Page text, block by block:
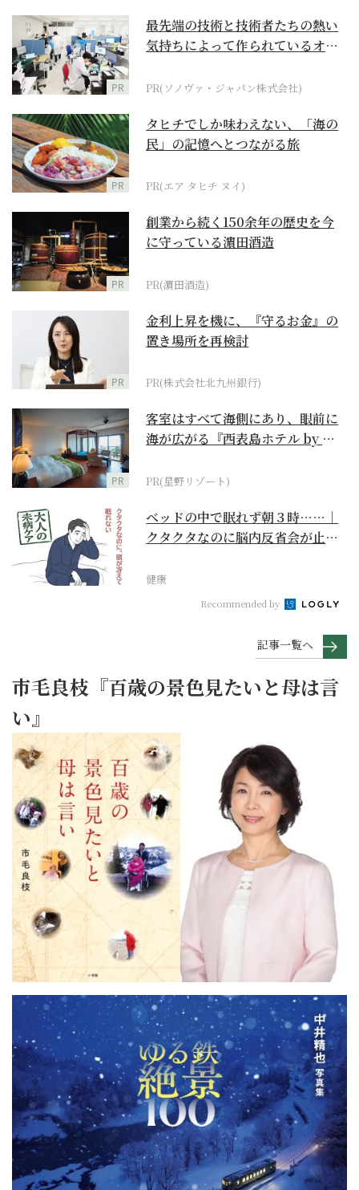
PR
最先端の技術と技術者たちの熱い
気持ちによって作られているオー
PR(ソノヴァ・ジャパン株式会社)
PR
タヒチでしか味わえない、「海の
民」の記憶へとつながる旅
PR(エア タヒチ ヌイ)
PR
創業から続く150余年の歴史を今
に守っている濵田酒造
PR(濵田酒造)
PR
金利上昇を機に、『守るお金』の
置き場所を再検討
PR(株式会社北九州銀行)
PR
客室はすべて海側にあり、眼前に
海が広がる『西表島ホテル by 星
PR(星野リゾート)
ベッドの中で眠れず朝３時……｜
クタクタなのに脳内反省会が止ま
健康
Recommended by
記事一覧へ
市毛良枝『百歳の景色見たいと母は言
い』